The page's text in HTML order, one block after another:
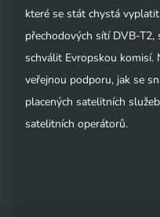
které se stát chystá
přechodových sítí DVB-T2,
schválit Evropskou komisí.
veřejnou podporu, jak se
placených satelitních
satelitních operátorů.